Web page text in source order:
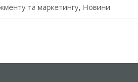
та маркетингу, Новини